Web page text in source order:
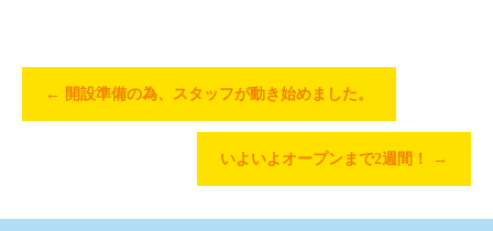
← 開設準備の為、スタッフが動き始めました。
いよいよオープンまで2週間！ →